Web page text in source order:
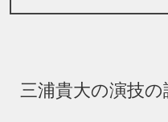
三浦貴大の演技の